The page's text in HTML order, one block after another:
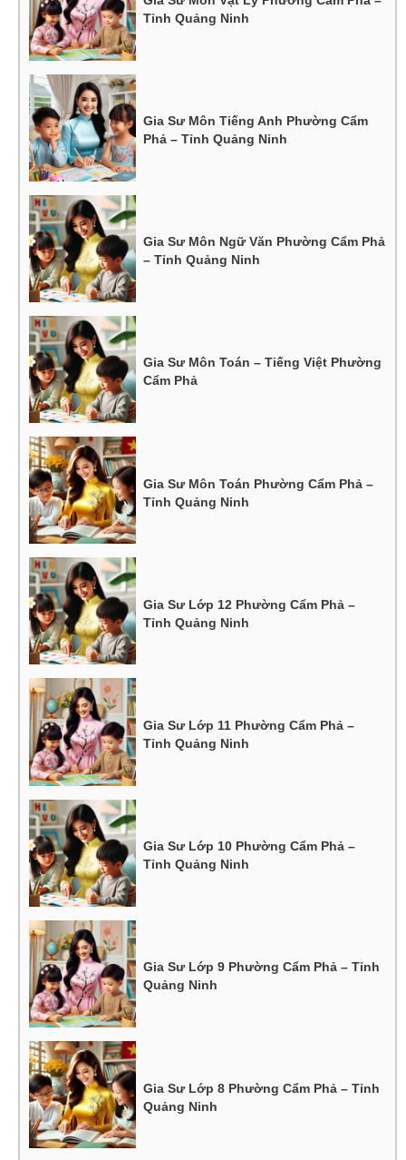
Tỉnh Quảng Ninh
Gia Sư Môn Tiếng Anh Phường Cẩm
Phả – Tỉnh Quảng Ninh
Gia Sư Môn Ngữ Văn Phường Cẩm Phả
– Tỉnh Quảng Ninh
Gia Sư Môn Toán – Tiếng Việt Phường
Cẩm Phả
Gia Sư Môn Toán Phường Cẩm Phả –
Tỉnh Quảng Ninh
Gia Sư Lớp 12 Phường Cẩm Phả –
Tỉnh Quảng Ninh
Gia Sư Lớp 11 Phường Cẩm Phả –
Tỉnh Quảng Ninh
Gia Sư Lớp 10 Phường Cẩm Phả –
Tỉnh Quảng Ninh
Gia Sư Lớp 9 Phường Cẩm Phả – Tỉnh
Quảng Ninh
Gia Sư Lớp 8 Phường Cẩm Phả – Tỉnh
Quảng Ninh